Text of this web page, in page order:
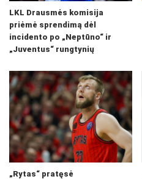
LKL Drausmės komisija
priėmė sprendimą dėl
incidento po „Neptūno“ ir
„Juventus“ rungtynių
„Rytas“ pratęsė